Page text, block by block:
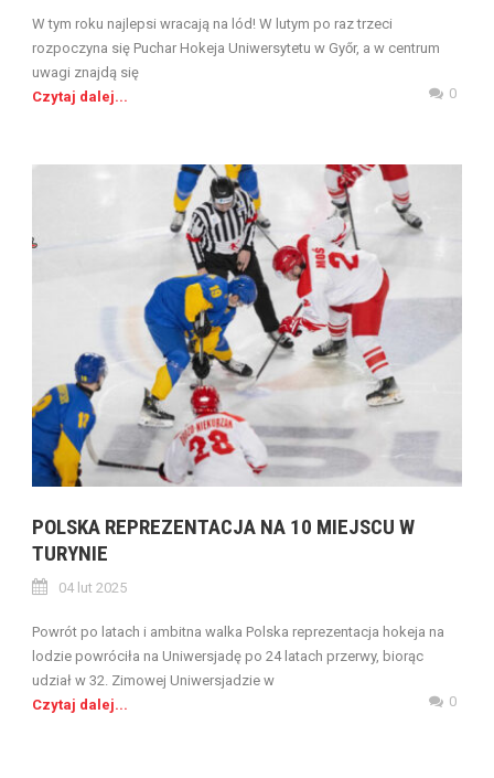
W tym roku najlepsi wracają na lód! W lutym po raz trzeci
rozpoczyna się Puchar Hokeja Uniwersytetu w Győr, a w centrum
uwagi znajdą się
Czytaj dalej...
0
POLSKA REPREZENTACJA NA 10 MIEJSCU W
TURYNIE
04 lut 2025
Powrót po latach i ambitna walka Polska reprezentacja hokeja na
lodzie powróciła na Uniwersjadę po 24 latach przerwy, biorąc
udział w 32. Zimowej Uniwersjadzie w
Czytaj dalej...
0